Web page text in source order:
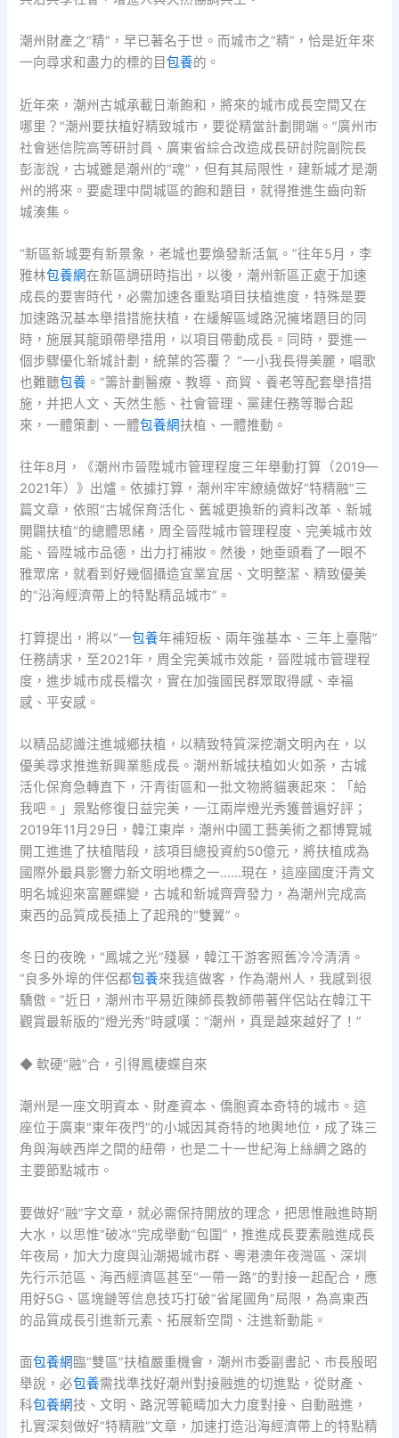
潮州財產之“精”，早已著名于世。而城市之“精”，恰是近年來
一向尋求和盡力的標的目包養的。
近年來，潮州古城承載日漸飽和，將來的城市成長空間又在
哪里？“潮州要扶植好精致城市，要從精當計劃開端。”廣州市
社會迷信院高等研討員、廣東省綜合改造成長研討院副院長
彭澎說，古城雖是潮州的“魂”，但有其局限性，建新城才是潮
州的將來。要處理中間城區的飽和題目，就得推進生齒向新
城湊集。
“新區新城要有新景象，老城也要煥發新活氣。”往年5月，李
雅林包養網在新區調研時指出，以後，潮州新區正處于加速
成長的要害時代，必需加速各重點項目扶植進度，特殊是要
加速路況基本舉措措施扶植，在緩解區域路況擁堵題目的同
時，施展其龍頭帶舉措用，以項目帶動成長。同時，要進一
個步驟優化新城計劃，統葉的答覆？ “一小我長得美麗，唱歌
也難聽包養 。”籌計劃醫療、教導、商貿、養老等配套舉措措
施，并把人文、天然生態、社會管理、黨建任務等聯合起
來，一體策劃、一體包養網扶植、一體推動。
往年8月，《潮州市晉陞城市管理程度三年舉動打算（2019—
2021年）》出爐。依據打算，潮州牢牢繚繞做好“特精融”三
篇文章，依照“古城保育活化、舊城更換新的資料改革、新城
開闢扶植”的總體思緒，周全晉陞城市管理程度、完美城市效
能、晉陞城市品德，出力打補妝。然後，她垂頭看了一眼不
雅眾席，就看到好幾個攝造宜業宜居、文明整潔、精致優美
的“沿海經濟帶上的特點精品城市”。
打算提出，將以“一包養年補短板、兩年強基本、三年上臺階”
任務請求，至2021年，周全完美城市效能，晉陞城市管理程
度，進步城市成長檔次，實在加強國民群眾取得感、幸福
感、平安感。
以精品認識注進城鄉扶植，以精致特質深挖潮文明內在，以
優美尋求推進新興業態成長。潮州新城扶植如火如荼，古城
活化保育急轉直下，汗青街區和一批文物將貓裹起來：「給
我吧。」景點修復日益完美，一江兩岸燈光秀獲普遍好評；
2019年11月29日，韓江東岸，潮州中國工藝美術之都博覽城
開工進進了扶植階段，該項目總投資約50億元，將扶植成為
國際外最具影響力新文明地標之一……現在，這座國度汗青文
明名城迎來富麗蝶變，古城和新城齊齊發力，為潮州完成高
東西的品質成長插上了起飛的“雙翼”。
冬日的夜晚，“鳳城之光”殘暴，韓江干游客照舊冷冷清清。
“良多外埠的伴侶都包養來我這做客，作為潮州人，我感到很
驕傲。”近日，潮州市平易近陳師長教師帶著伴侶站在韓江干
觀賞最新版的“燈光秀”時感嘆：“潮州，真是越來越好了！”
◆ 軟硬“融”合，引得鳳棲蝶自來
潮州是一座文明資本、財產資本、僑胞資本奇特的城市。這
座位于廣東“東年夜門”的小城因其奇特的地輿地位，成了珠三
角與海峽西岸之間的紐帶，也是二十一世紀海上絲綢之路的
主要節點城市。
要做好“融”字文章，就必需保持開放的理念，把思惟融進時期
大水，以思惟“破冰”完成舉動“包圍”，推進成長要素融進成長
年夜局，加大力度與汕潮揭城市群、粵港澳年夜灣區、深圳
先行示范區、海西經濟區甚至“一帶一路”的對接一起配合，應
用好5G、區塊鏈等信息技巧打破“省尾國角”局限，為高東西
的品質成長引進新元素、拓展新空間、注進新動能。
面包養網 臨“雙區”扶植嚴重機會，潮州市委副書記、市長殷昭
舉說，必包養需找準找好潮州對接融進的切進點，從財產、
科包養網技、文明、路況等範疇加大力度對接、自動融進，
扎實深刻做好“特精融”文章，加速打造沿海經濟帶上的特點精